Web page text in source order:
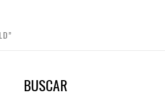
BUSCAR